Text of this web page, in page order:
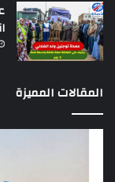
المقالات المميزة